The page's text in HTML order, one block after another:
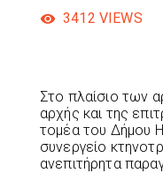
3412 VIEWS
Στο πλαίσιο των
αρχής και της
τομέα του Δήμου
συνεργείο
ανεπιτήρητα